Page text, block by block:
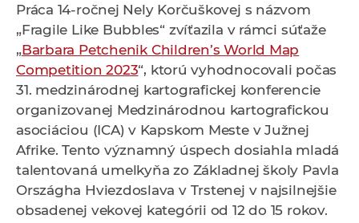
h
a
p
r
a
c
o
v
n
í
k
Práca 14-ročnej Nely Korčuškovej s názvom
„Fragile Like Bubbles“ zvíťazila v rámci súťaže
„Barbara Petchenik Children’s World Map
Competition 2023“, ktorú vyhodnocovali počas
31. medzinárodnej kartografickej konferencie
organizovanej Medzinárodnou kartografickou
asociáciou (ICA) v Kapskom Meste v Južnej
Afrike. Tento významný úspech dosiahla mladá
talentovaná umelkyňa zo Základnej školy Pavla
Országha Hviezdoslava v Trstenej v najsilnejšie
obsadenej vekovej kategórii od 12 do 15 rokov.